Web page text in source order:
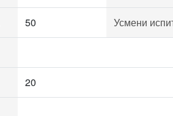
50 Усмени
20